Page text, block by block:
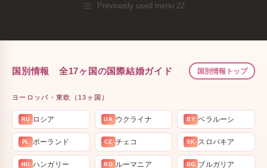
Previously used menu 22
国別情報 全17ヶ国の国際結婚ガイド 国別情報トップ
ヨーロッパ・東欧（13ヶ国）
RU ロシア UA ウクライナ BY ベラルーシ
PL ポーランド CZ チェコ SK スロバキア
HU ハンガリー RO ルーマニア BG ブルガリア